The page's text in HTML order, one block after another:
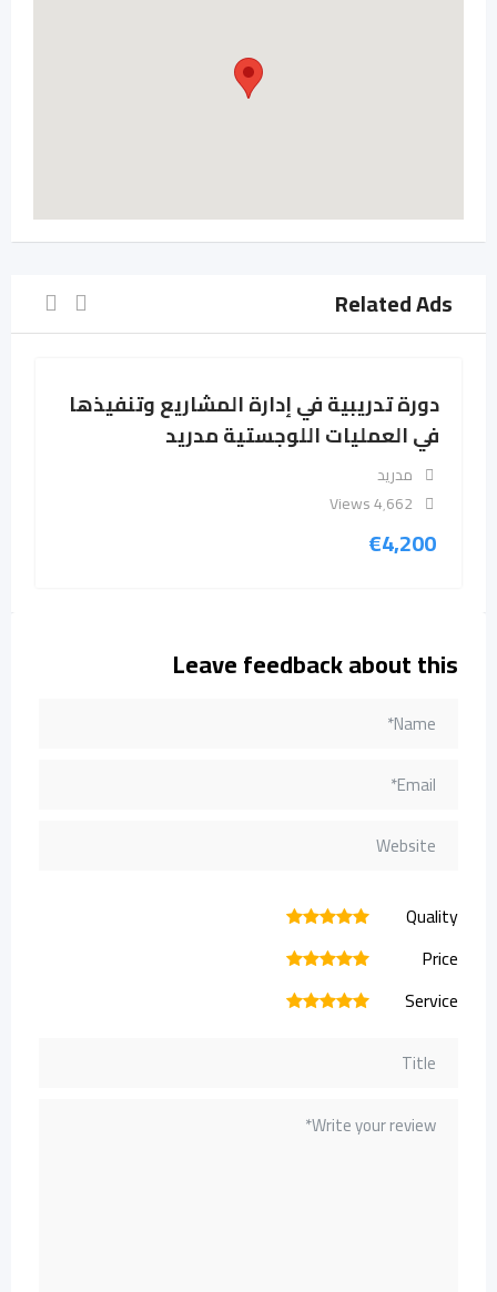
Related Ads
تدريبية في إدارة المشاريع وتنفيذها
العمليات اللوجستية مدريد
Leave feedback about this
Quality
5
4
3
2
Price
5
4
3
2
Service
5
4
3
2